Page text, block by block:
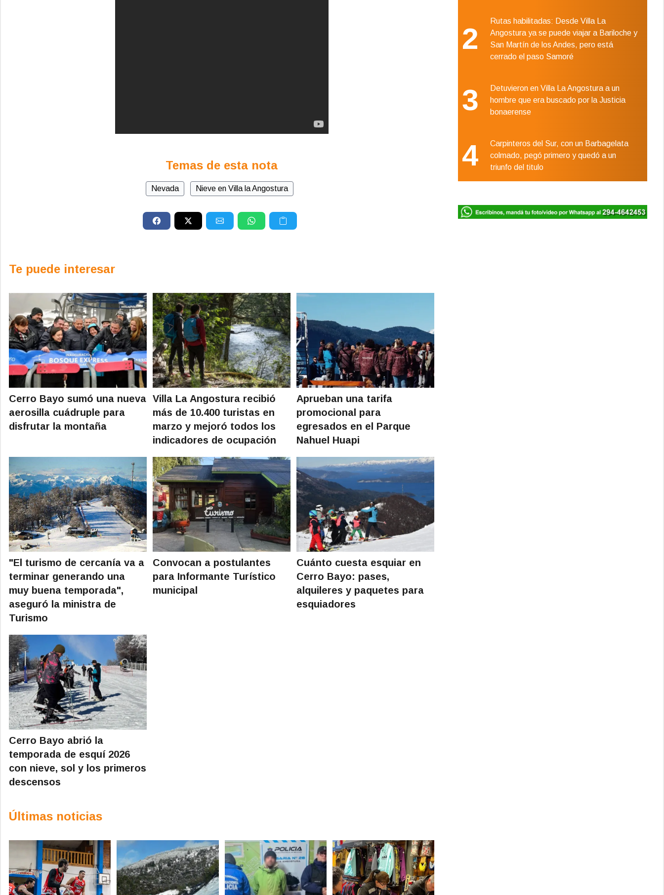
Temas de esta nota
Nevada Nieve en Villa la Angostura
Te puede interesar
Cerro Bayo sumó una nueva
aerosilla cuádruple para
disfrutar la montaña
Villa La Angostura recibió
más de 10.400 turistas en
marzo y mejoró todos los
indicadores de ocupación
Aprueban una tarifa
promocional para
egresados en el Parque
Nahuel Huapi
"El turismo de cercanía va a
terminar generando una
muy buena temporada",
aseguró la ministra de
Turismo
Convocan a postulantes
para Informante Turístico
municipal
Cuánto cuesta esquiar en
Cerro Bayo: pases,
alquileres y paquetes para
esquiadores
Cerro Bayo abrió la
temporada de esquí 2026
con nieve, sol y los primeros
descensos
Últimas noticias
2
Rutas habilitadas: Desde Villa La
Angostura ya se puede viajar a Bariloche y
San Martín de los Andes, pero está
cerrado el paso Samoré
3
Detuvieron en Villa La Angostura a un
hombre que era buscado por la Justicia
bonaerense
4
Carpinteros del Sur, con un Barbagelata
colmado, pegó primero y quedó a un
triunfo del titulo